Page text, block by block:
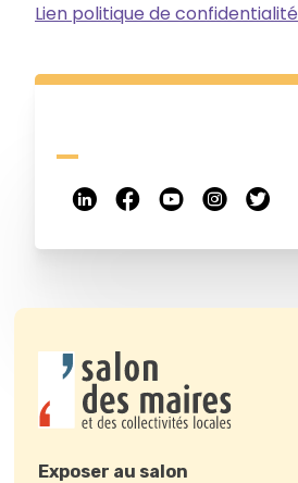
Lien politique de confidentialité
Exposer au salon